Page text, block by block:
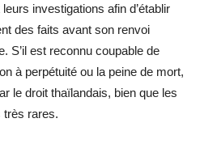
investigations afin d’établir
des faits avant son renvoi
S’il est reconnu coupable de
à perpétuité ou la peine de mort,
le droit thaïlandais, bien que les
très rares.